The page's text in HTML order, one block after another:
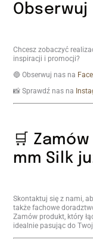
Obserwuj
Chcesz zobaczyć
inspiracji i promocji?
🔵 Obserwuj nas na
📸 Sprawdź nas na
🛒
mm Silk
Skontaktuj się z nami,
także fachowe
Zamów produkt, który
idealnie pasując do